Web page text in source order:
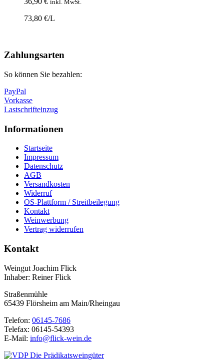
inkl. MwSt.
73,80 €/L
oben
Zahlungsarten
So können Sie bezahlen:
PayPal
Vorkasse
Lastschrifteinzug
Informationen
Startseite
Impressum
Datenschutz
AGB
Versandkosten
Widerruf
OS-Plattform / Streitbeilegung
Kontakt
Weinwerbung
Vertrag widerrufen
Kontakt
Weingut Joachim Flick
Inhaber: Reiner Flick
Straßenmühle
65439 Flörsheim am Main/Rheingau
Telefon: 06145-7686
Telefax: 06145-54393
E-Mail: info@flick-wein.de